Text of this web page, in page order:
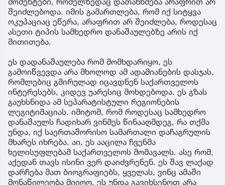
შეიძლებოდა. იმის გამართლება, რომ იქ სიტყვა
ოკუპაციაც ეწერა, არაფრით არ შეიძლება, როდესაც
ასეთი ტიპის სამხედრო დანაშაულებზე არის იქ
მითითება.
ეს დადანაშაულება რომ მომხდარიყო, ეს
გამოიწვევდა არა მხოლოდ ამ ადამიანების დასჯას,
რომლებიც გმირულად იცავდნენ საქართველოს
ინტერესებს, კიდევ უარესიც მოხდებოდა. ეს გზას
გაუხსნიდა ამ სეპარატისტული რეგიონების
ლეგიტიმაციას. იმიტომ, რომ როდესაც სამხედრო
დანაშაულს ჩადიხარ ვინმეს წინააღმდეგ, რა თქმა
უნდა, იქ საერთაშორისო სამართალი დაჩაგრულის
მხარეს იხრება. აი, ეს ააცილა ჩვენმა
ხელისუფლებამ საქართველოს მომავალს. ასე რომ,
აქედან თავს ისინი ვერ დაიძვრენენ. ეს შავ ლაქად
დარჩება მათ ბიოგრაფიებს, ყველას, ვინც ამაში
მონაწილეობა მიიღო. ეს უნდა გავიხსენოთ არა